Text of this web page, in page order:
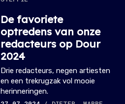
De favoriete
optredens van onze
redacteurs op Dour
2024
Drie redacteurs, negen artiesten
en een trekrugzak vol mooie
herinneringen.